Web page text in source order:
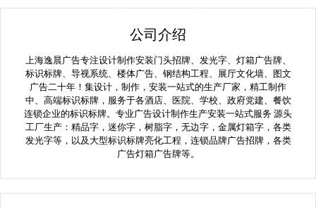
公司介绍
上海逸晨广告专注设计制作安装门头招牌、发光字、灯箱广告牌、
标识标牌、导视系统、楼体广告、钢结构工程、展厅文化墙、图文
广告二十年！集设计，制作，安装一站式的生产厂家，精工制作
中、高端标识标牌，服务于各酒店、医院、学校、政府党建、餐饮
连锁企业的标识标牌。专业广告设计制作生产安装一站式服务 源头
工厂生产：精品字，迷你字，树脂字，无边字，金属灯箱字，各类
发光字等，以及大型标识标牌亮化工程，连锁品牌广告招牌，各类
广告灯箱广告牌等。